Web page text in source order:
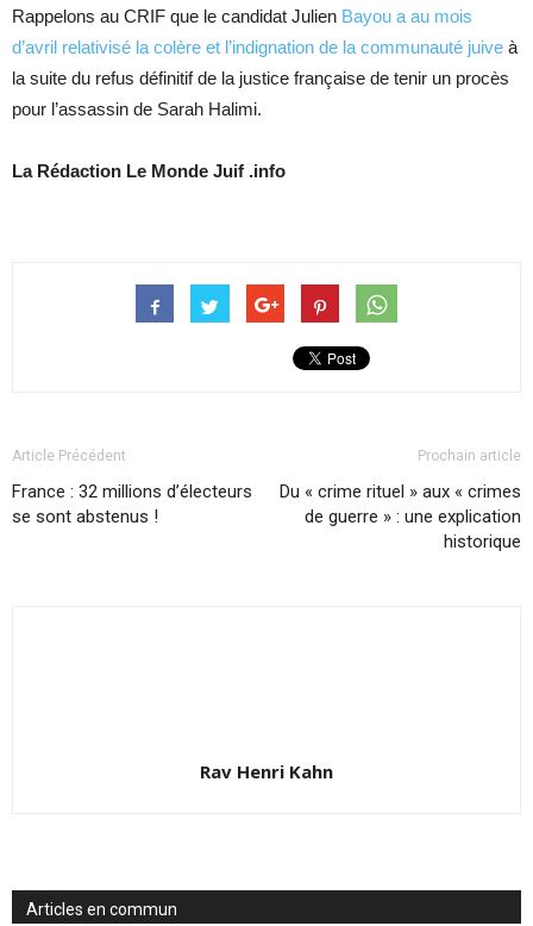
Rappelons au CRIF que le candidat Julien Bayou a au mois
d’avril relativisé la colère et l’indignation de la communauté juive à
la suite du refus définitif de la justice française de tenir un procès
pour l’assassin de Sarah Halimi.
La Rédaction Le Monde Juif .info
Article Précédent
France : 32 millions d’électeurs
se sont abstenus !
Prochain article
Du « crime rituel » aux « crimes
de guerre » : une explication
historique
Rav Henri Kahn
Articles en commun